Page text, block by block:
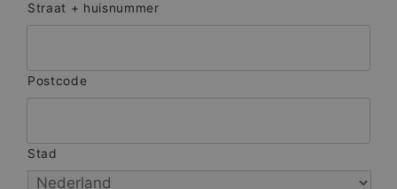
Straat + huisnummer
Postcode
Stad